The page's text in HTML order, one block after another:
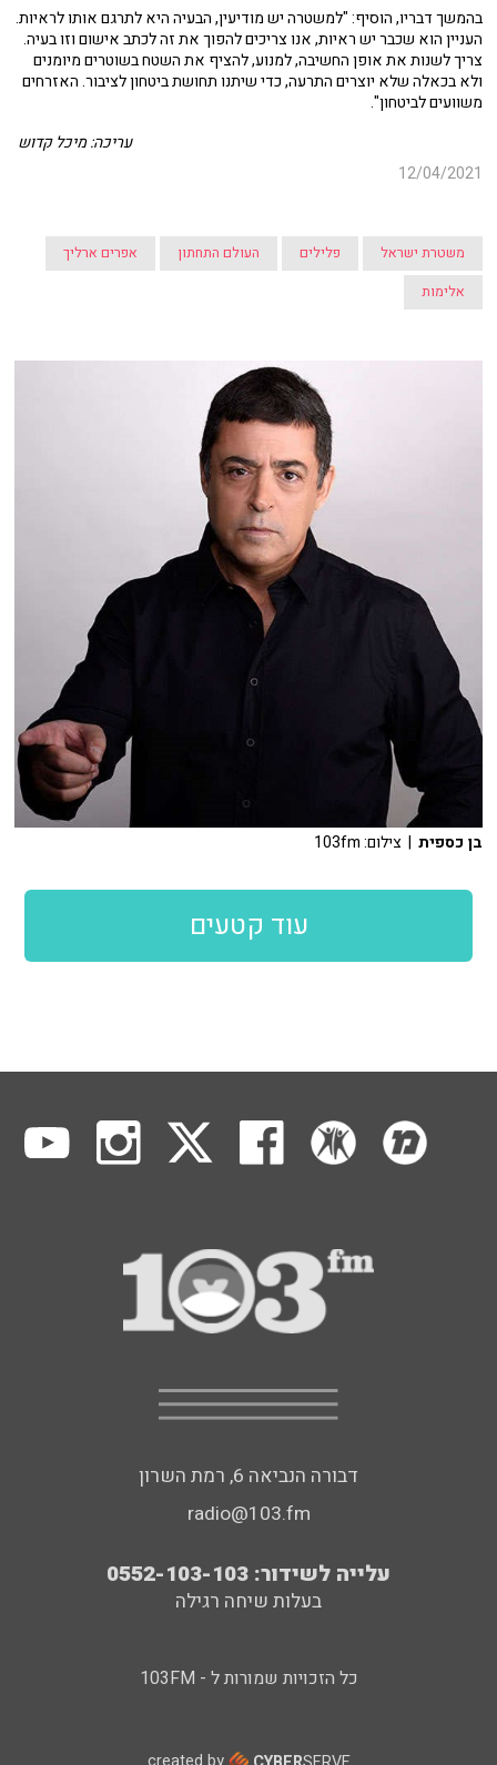
בהמשך דבריו, הוסיף: "למשטרה יש מודיעין, הבעיה היא לתרגם אותו לראיות.
העניין הוא שכבר יש ראיות, אנו צריכים להפוך את זה לכתב אישום וזו בעיה.
צריך לשנות את אופן החשיבה, למנוע, להציף את השטח בשוטרים מיומנים
ולא בכאלה שלא יוצרים התרעה, כדי שיתנו תחושת ביטחון לציבור. האזרחים
משוועים לביטחון".
עריכה: מיכל קדוש
12/04/2021
משטרת ישראל פלילים העולם התחתון
אפרים ארליך
אלימות
בן כספית | צילום: 103fm
עוד קטעים
דבורה הנביאה 6, רמת השרון
radio@103.fm
עלייה לשידור: 0552-103-103
בעלות שיחה רגילה
כל הזכויות שמורות ל - 103FM